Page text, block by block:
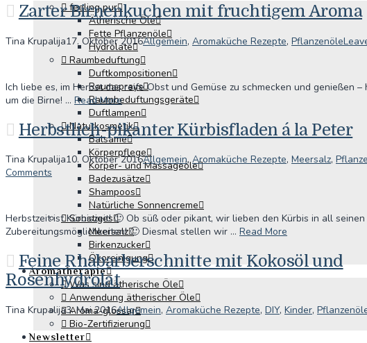
feeling pur
Ätherische Öle
Fette Pflanzenöle
Hydrolate
Raumbeduftung
Duftkompositionen
Raumsprays
Raumbeduftungsgeräte
Duftlampen
Naturkosmetik
Balsame
Körperpflege
Körper- und Massageöle
Badezusätze
Shampoos
Natürliche Sonnencreme
Sonstiges
Meersalz
Birkenzucker
Ökoreinigung
Aromatherapie
Was sind ätherische Öle
Anwendung ätherischer Öle
Aroma-glossar
Bio-Zertifizierung
Newsletter
Zarter Birnenkuchen mit fruchtigem Aroma
Tina Krupalija17. Oktober 2016Allgemein, Aromaküche Rezepte, Pflanzenöle
Ich liebe es, im Herbst das reife Obst und Gemüse zu schmecken und genießen –
um die Birne! … Read More
Herbstlich-pikanter Kürbisfladen á la Peter
Tina Krupalija10. Oktober 2016Allgemein,Aromaküche Rezepte, Meersalz,
Comments
Herbstzeit ist Kürbiszeit! 🙂 Ob süß oder pikant, wir lieben den Kürbis in all seinen
Zubereitungsmöglichkeiten! 🙂 Diesmal stellen wir … Read More
Feine Rhabarberschnitte mit Kokosöl und
Rosenhydrolat
Tina Krupalija3. Mai 2016Allgemein, Aromaküche Rezepte, DIY, Kinder,